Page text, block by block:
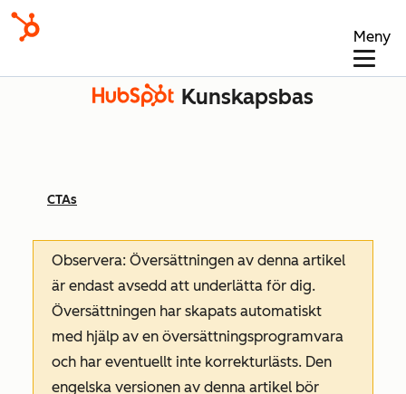
Meny
Kunskapsbas
CTAs
Observera: Översättningen av denna artikel
är endast avsedd att underlätta för dig.
Översättningen har skapats automatiskt
med hjälp av en översättningsprogramvara
och har eventuellt inte korrekturlästs. Den
engelska versionen av denna artikel bör